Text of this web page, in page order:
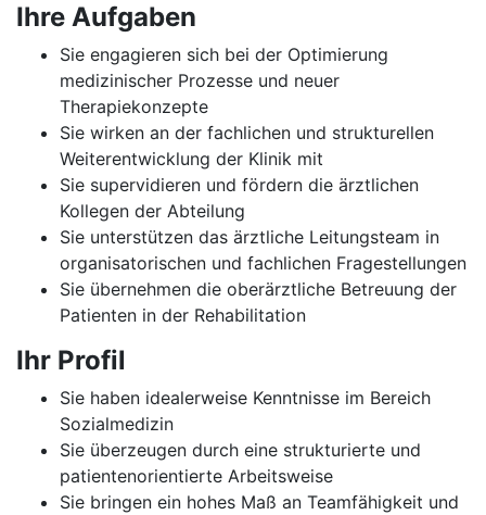
Ihre Aufgaben
Sie engagieren sich bei der Optimierung
medizinischer Prozesse und neuer
Therapiekonzepte
Sie wirken an der fachlichen und strukturellen
Weiterentwicklung der Klinik mit
Sie supervidieren und fördern die ärztlichen
Kollegen der Abteilung
Sie unterstützen das ärztliche Leitungsteam in
organisatorischen und fachlichen Fragestellungen
Sie übernehmen die oberärztliche Betreuung der
Patienten in der Rehabilitation
Ihr Profil
Sie haben idealerweise Kenntnisse im Bereich
Sozialmedizin
Sie überzeugen durch eine strukturierte und
patientenorientierte Arbeitsweise
Sie bringen ein hohes Maß an Teamfähigkeit und